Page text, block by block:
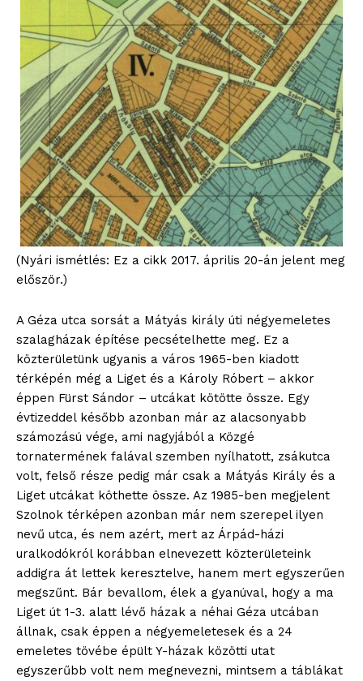
(Nyári ismétlés: Ez a cikk 2017. április 20-án jelent meg
először.)
A Géza utca sorsát a Mátyás király úti négyemeletes
szalagházak építése pecsételhette meg. Ez a
közterületünk ugyanis a város 1965-ben kiadott
térképén még a Liget és a Károly Róbert – akkor
éppen Fürst Sándor – utcákat kötötte össze. Egy
évtizeddel később azonban már az alacsonyabb
számozású vége, ami nagyjából a Közgé
tornatermének falával szemben nyílhatott, zsákutca
volt, felső része pedig már csak a Mátyás Király és a
Liget utcákat köthette össze. Az 1985-ben megjelent
Szolnok térképen azonban már nem szerepel ilyen
nevű utca, és nem azért, mert az Árpád-házi
uralkodókról korábban elnevezett közterületeink
addigra át lettek keresztelve, hanem mert egyszerűen
megszűnt. Bár bevallom, élek a gyanúval, hogy a ma
Liget út 1-3. alatt lévő házak a néhai Géza utcában
állnak, csak éppen a négyemeletesek és a 24
emeletes tövébe épült Y-házak közötti utat
egyszerűbb volt nem megnevezni, mintsem a táblákat